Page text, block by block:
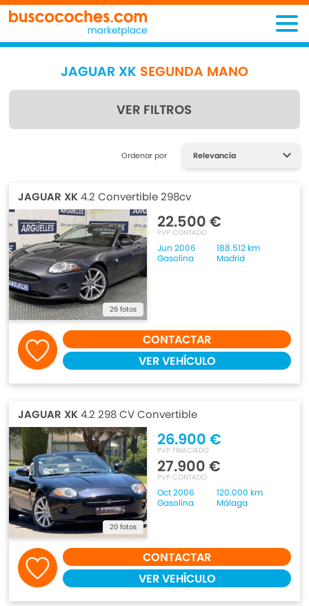
JAGUAR XK SEGUNDA MANO
VER FILTROS
Encuentra lo que estás
Ordenar por
JAGUAR XK4.2 Convertible 298cv
26 fotos
22.500 €
PVP CONTADO
Jun 2006
188.512 km
Gasolina
Madrid
CONTACTAR
VER VEHÍCULO
JAGUAR XK4.2 298 CV Convertible
20 fotos
26.900 €
PVP FINACIADO
27.900 €
PVP CONTADO
Oct 2006
120.000 km
Gasolina
Málaga
CONTACTAR
VER VEHÍCULO